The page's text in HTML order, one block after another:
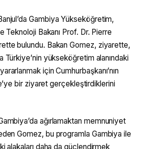
Gambiya Yükseköğretim,
Teknoloji Bakanı Prof. Dr. Pierre
bulundu. Bakan Gomez, ziyarette,
yükseköğretim alanındaki
için Cumhurbaşkanı’nın
bir ziyaret gerçekleştirdiklerini
ağırlamaktan memnuniyet
Gomez, bu programla Gambiya ile
alakaları daha da güçlendirmek